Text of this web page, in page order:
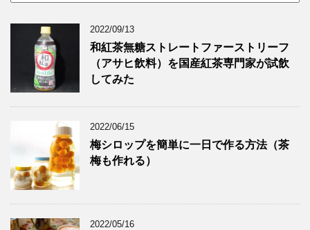
2022/09/13
和紅茶無糖ストレートファーストリーフ
（アサヒ飲料）を国産紅茶専門家が試飲
してみた
2022/06/15
梅シロップを簡単に一日で作る方法（茶
梅も作れる）
2022/05/16